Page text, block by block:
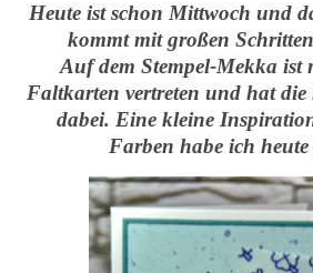
Heute ist schon Mittwoch und
kommt mit großen
Auf dem Stempel-Mekka
Faltkarten vertreten und hat
dabei. Eine kleine
Farben habe ich